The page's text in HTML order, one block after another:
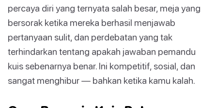
percaya diri yang ternyata salah besar, meja yang
bersorak ketika mereka berhasil menjawab
pertanyaan sulit, dan perdebatan yang tak
terhindarkan tentang apakah jawaban pemandu
kuis sebenarnya benar. Ini kompetitif, sosial, dan
sangat menghibur — bahkan ketika kamu kalah.